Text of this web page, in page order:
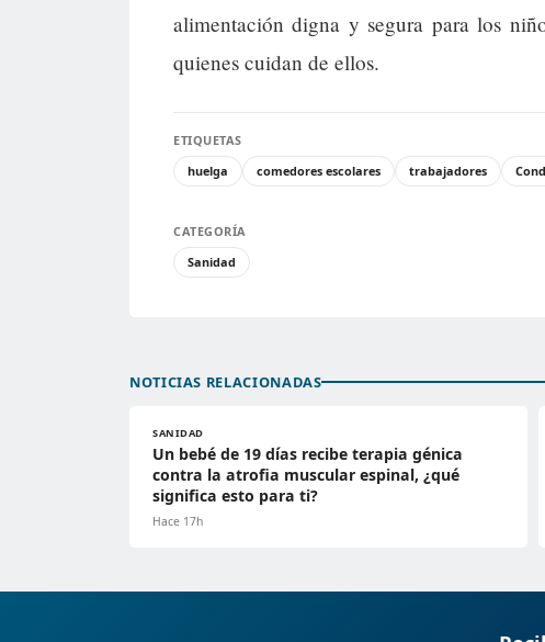
alimentación digna y segura para los
quienes cuidan de ellos.
ETIQUETAS
huelga
comedores escolares trabajadores
CATEGORÍA
Sanidad
NOTICIAS RELACIONADAS
SANIDAD
Un bebé de 19 días recibe terapia génica
contra la atrofia muscular espinal, ¿qué
significa esto para ti?
Hace 17h